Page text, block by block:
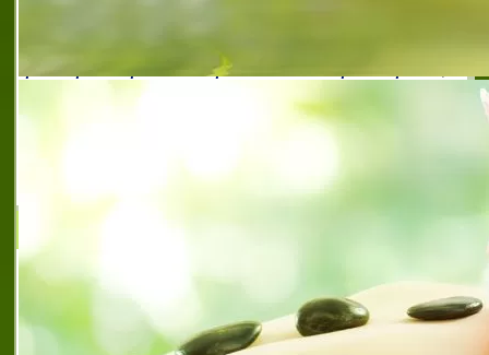
ресторант магистрала тракия
ресторант при майстор неджо
ресторант при майстор неджо магистрала тракия
ресторант с турска кухня на
ресторант с турската кухня
турска кухня автомагистрала
КАФЕ - СЛАДКАРНИЦА ФАВОРИТ се
намира в град Ловеч, ул. Цар
Освободител № 57. Едно уютно място за
развлечения и среща с приятели, приятна
обстановка и изискано обслужване. Тук